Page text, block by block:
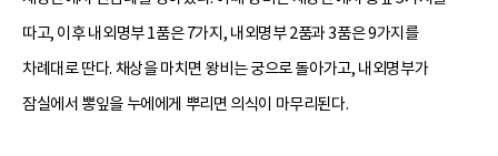
따고, 이후 내외명부 1품은 7가지, 내외명부 2품과 3품은 9가지를
차례대로 딴다. 채상을 마치면 왕비는 궁으로 돌아가고, 내외명부가
잠실에서 뽕잎을 누에에게 뿌리면 의식이 마무리된다.